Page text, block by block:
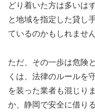
どり着いた方は多いは
と地域を指定した貸し
ているのかもしれません
ただ、その一歩は危険
くは、法律のルールを
を装った業者も混じり
か、静岡で安全に借り